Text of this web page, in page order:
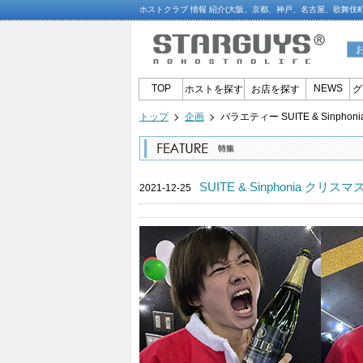
ホストクラブ 情報 紹介(大阪、京都、神戸、名古屋、歌舞伎
TOP ホストを探す お店を探す NEWS
トップ 企画 バラエティー SUITE &
2021-12-25 SUITE & Sinphonia クリスマ